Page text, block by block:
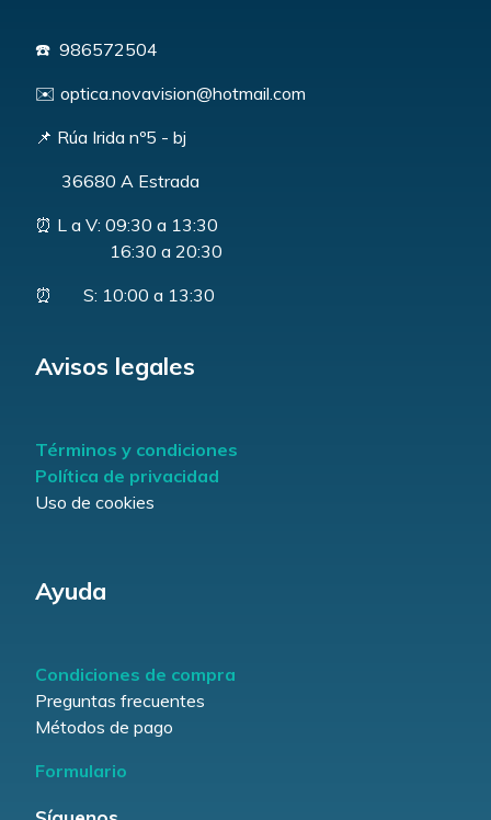
☎️ 986572504
✉️ optica.novavision@hotmail.com
📌 Rúa Irida nº5 - bj
36680 A Estrada
⏰ L a V: 09:30 a 13:30
16:30 a 20:30
⏰ S: 10:00 a 13:30
Avisos legales
Términos y condiciones
Política de privacidad
Uso de cookies
Ayuda
Condiciones de compra
Preguntas frecuentes
Métodos de pago
Formulario